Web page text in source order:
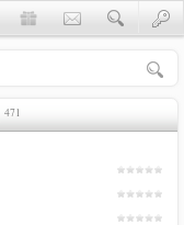
471